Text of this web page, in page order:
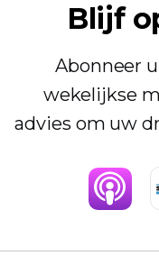
Blijf
Abonneer
wekelijkse
advies om uw